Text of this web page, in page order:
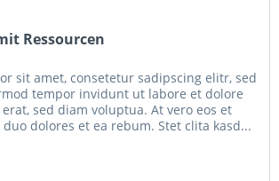
Ressourcen
sit amet, consetetur sadipscing elitr, sed
tempor invidunt ut labore et dolore
sed diam voluptua. At vero eos et
dolores et ea rebum. Stet clita kasd...